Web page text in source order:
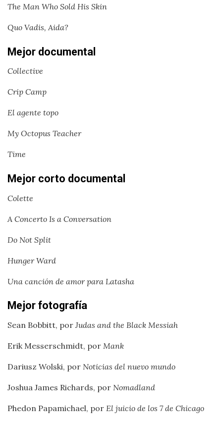
The Man Who Sold His Skin
Quo Vadis, Aida?
Mejor documental
Collective
Crip Camp
El agente topo
My Octopus Teacher
Time
Mejor corto documental
Colette
A Concerto Is a Conversation
Do Not Split
Hunger Ward
Una canción de amor para Latasha
Mejor fotografía
Sean Bobbitt, por Judas and the Black Messiah
Erik Messerschmidt, por Mank
Dariusz Wolski, por Noticias del nuevo mundo
Joshua James Richards, por Nomadland
Phedon Papamichael, por El juicio de los 7 de Chicago